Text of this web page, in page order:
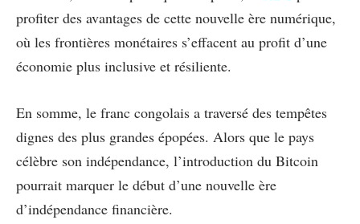
profiter des avantages de cette nouvelle ère numérique,
où les frontières monétaires s’effacent au profit d’une
économie plus inclusive et résiliente.
En somme, le franc congolais a traversé des tempêtes
dignes des plus grandes épopées. Alors que le pays
célèbre son indépendance, l’introduction du Bitcoin
pourrait marquer le début d’une nouvelle ère
d’indépendance financière.